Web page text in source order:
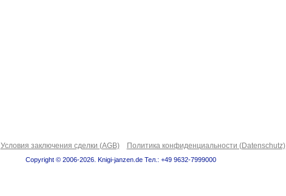
Условия заключения сделки (AGB) Политика конфиденциальности (Datenschutz)
Copyright © 2006-2026. Knigi-janzen.de Тел.: +49 9632-7999000